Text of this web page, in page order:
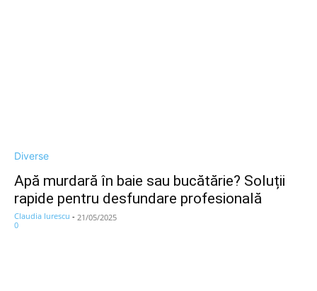
Diverse
Apă murdară în baie sau bucătărie? Soluții
rapide pentru desfundare profesională
Claudia Iurescu - 21/05/2025
0